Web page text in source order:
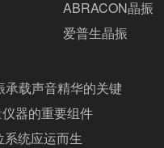
ABRACON晶振
爱普生晶振
载声音精华的关键
器的重要组件
统应运而生